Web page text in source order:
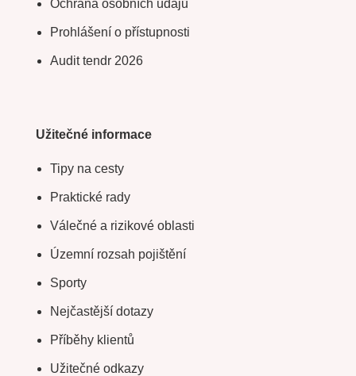
Ochrana osobních údajů
Prohlášení o přístupnosti
Audit tendr 2026
Užitečné informace
Tipy na cesty
Praktické rady
Válečné a rizikové oblasti
Územní rozsah pojištění
Sporty
Nejčastější dotazy
Příběhy klientů
Užitečné odkazy